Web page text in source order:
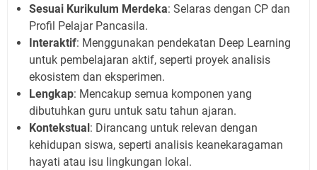
Sesuai Kurikulum Merdeka: Selaras dengan CP dan
Profil Pelajar Pancasila.
Interaktif: Menggunakan pendekatan Deep Learning
untuk pembelajaran aktif, seperti proyek analisis
ekosistem dan eksperimen.
Lengkap: Mencakup semua komponen yang
dibutuhkan guru untuk satu tahun ajaran.
Kontekstual : Dirancang untuk relevan dengan
kehidupan siswa, seperti analisis keanekaragaman
hayati atau isu lingkungan lokal.